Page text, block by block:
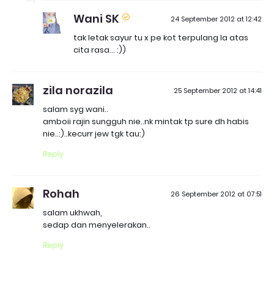
Wani SK 24 September 2012 at 12:42
tak letak sayur tu x pe kot terpulang la atas
cita rasa... :))
zila norazila 25 September 2012 at 14:41
salam syg wani..
amboii rajin sungguh nie..nk mintak tp sure dh habis
nie..:)..kecurr jew tgk tau:)
Reply
Rohah 26 September 2012 at 07:51
salam ukhwah,
sedap dan menyelerakan..
Reply